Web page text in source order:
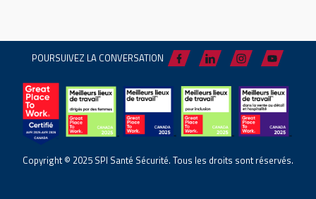
POURSUIVEZ LA CONVERSATION
Copyright © 2025 SPI Santé Sécurité. Tous les droits sont réservés.